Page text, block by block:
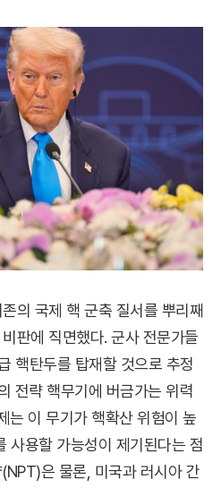
의 국제 핵 군축 질서를 뿌리째
판에 직면했다. 군사 전문가들
핵탄두를 탑재할 것으로 추정
전략 핵무기에 버금가는 위력
는 이 무기가 핵확산 위험이 높
사용할 가능성이 제기된다는 점
은 물론, 미국과 러시아 간